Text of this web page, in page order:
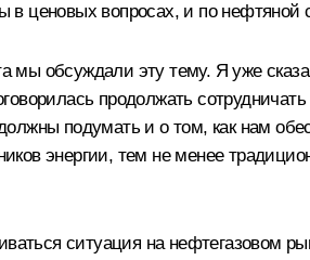
в ценовых вопросах, и по нефтяной
мы обсуждали эту тему. Я уже
продолжать
подумать и о том, как нам
энергии, тем не менее
ситуация на нефтегазовом